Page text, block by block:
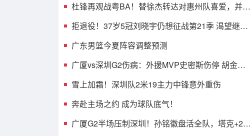
杜锋再观战粤BA！替徐杰转达对惠州队喜爱，并与
拒退役！37岁5冠刘晓宇仍想征战第21季 渴望继续
广东男篮今夏阵容调整预测
广厦vs深圳G2伤病：外援MVP史密斯伤停 胡金秋
雪上加霜！深圳队2米19主力中锋意外重伤
奔赴主场之约 成为球队底气！
广厦G2半场压制深圳！孙铭徽盘活全队，塔克+2首